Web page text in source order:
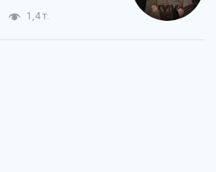
1,4 т.